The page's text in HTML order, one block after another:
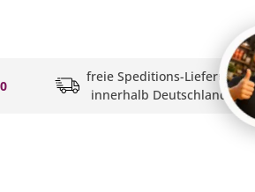
freie Speditions-Lieferung
innerhalb Deutschlands